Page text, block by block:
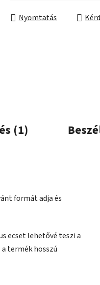
Nyomtatás
(1)
formát adja és
ecset lehetővé teszi a
termék hosszú